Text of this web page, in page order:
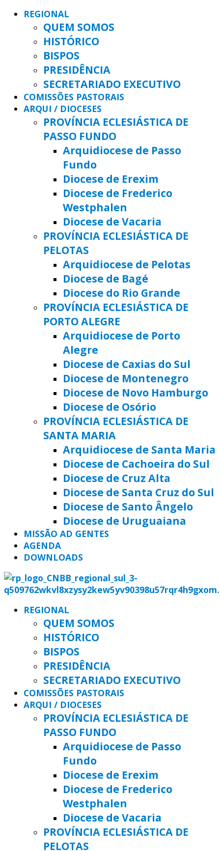
REGIONAL
QUEM SOMOS
HISTÓRICO
BISPOS
PRESIDÊNCIA
SECRETARIADO EXECUTIVO
COMISSÕES PASTORAIS
ARQUI / DIOCESES
PROVÍNCIA ECLESIÁSTICA DE
PASSO FUNDO
Arquidiocese de Passo
Fundo
Diocese de Erexim
Diocese de Frederico
Westphalen
Diocese de Vacaria
PROVÍNCIA ECLESIÁSTICA DE
PELOTAS
Arquidiocese de Pelotas
Diocese de Bagé
Diocese do Rio Grande
PROVÍNCIA ECLESIÁSTICA DE
PORTO ALEGRE
Arquidiocese de Porto
Alegre
Diocese de Caxias do Sul
Diocese de Montenegro
Diocese de Novo Hamburgo
Diocese de Osório
PROVÍNCIA ECLESIÁSTICA DE
SANTA MARIA
Arquidiocese de Santa Maria
Diocese de Cachoeira do Sul
Diocese de Cruz Alta
Diocese de Santa Cruz do Sul
Diocese de Santo Ângelo
Diocese de Uruguaiana
MISSÃO AD GENTES
AGENDA
DOWNLOADS
REGIONAL
QUEM SOMOS
HISTÓRICO
BISPOS
PRESIDÊNCIA
SECRETARIADO EXECUTIVO
COMISSÕES PASTORAIS
ARQUI / DIOCESES
PROVÍNCIA ECLESIÁSTICA DE
PASSO FUNDO
Arquidiocese de Passo
Fundo
Diocese de Erexim
Diocese de Frederico
Westphalen
Diocese de Vacaria
PROVÍNCIA ECLESIÁSTICA DE
PELOTAS